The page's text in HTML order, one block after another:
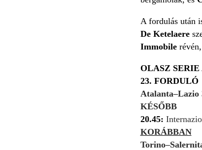
A fordulás után
De Ketelaere
Immobile
OLASZ SERIE
23. FORDULÓ
Atalanta–Lazio
KÉSŐBB
20.45:
KORÁBBAN